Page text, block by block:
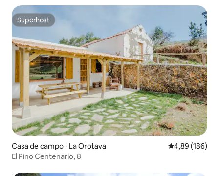
Superhost
Superhost
Casa de campo ⋅ La Orotava 4,89 de uma
4,89 (186)
El Pino Centenario, 8